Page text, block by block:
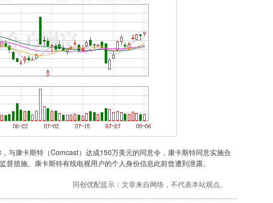
康卡斯特（Comcast）达成150万美元的同意令，康卡斯特同意实施合
措施。康卡斯特有线电视用户的个人身份信息此前曾遭到泄露。
同创优配提示：文章来自网络，不代表本站观点。